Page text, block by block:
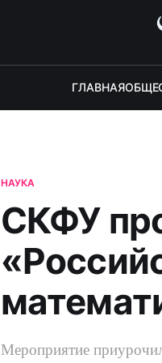
ГЛАВНАЯ
НАУКА
СКФУ
Мероприятие